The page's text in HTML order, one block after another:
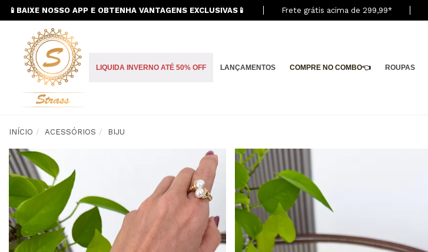
📱BAIXE NOSSO APP E OBTENHA VANTAGENS EXCLUSIVAS📱 Frete grátis acima de 299,99*
LIQUIDA INVERNO ATÉ 50% OFF LANÇAMENTOS COMPRE NO COMBO👈 ROUPAS
INÍCIO ACESSÓRIOS BIJU